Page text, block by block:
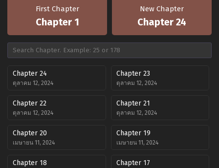
First Chapter
Chapter 1
New Chapter
Chapter 24
Chapter 24
ตุลาคม 12, 2024
Chapter 23
ตุลาคม 12, 2024
Chapter 22
ตุลาคม 12, 2024
Chapter 21
ตุลาคม 12, 2024
Chapter 20
เมษายน 11, 2024
Chapter 19
เมษายน 11, 2024
Chapter 18 Chapter 17